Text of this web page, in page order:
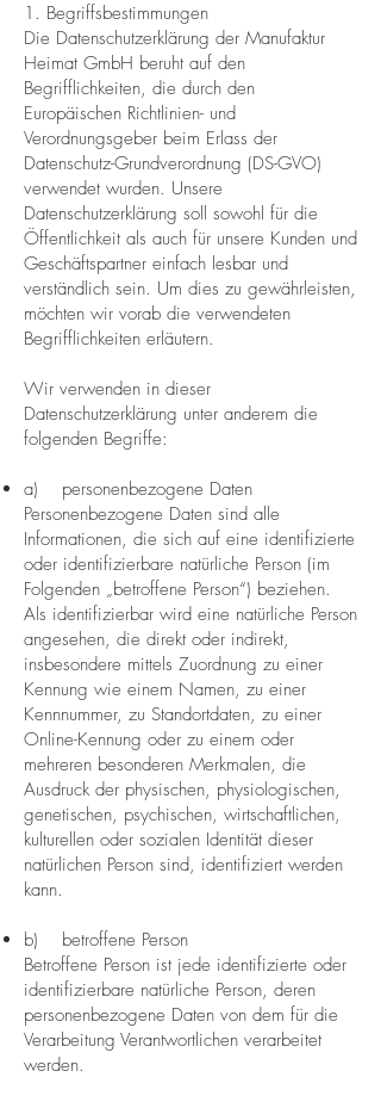
1. Begriffsbestimmungen
Die Datenschutzerklärung der Manufaktur
Heimat GmbH beruht auf den
Begrifflichkeiten, die durch den
Europäischen Richtlinien- und
Verordnungsgeber beim Erlass der
Datenschutz-Grundverordnung (DS-GVO)
verwendet wurden. Unsere
Datenschutzerklärung soll sowohl für die
Öffentlichkeit als auch für unsere Kunden und
Geschäftspartner einfach lesbar und
verständlich sein. Um dies zu gewährleisten,
möchten wir vorab die verwendeten
Begrifflichkeiten erläutern.
Wir verwenden in dieser
Datenschutzerklärung unter anderem die
folgenden Begriffe:
a) personenbezogene Daten
Personenbezogene Daten sind alle
Informationen, die sich auf eine identifizierte
oder identifizierbare natürliche Person (im
Folgenden „betroffene Person“) beziehen.
Als identifizierbar wird eine natürliche Person
angesehen, die direkt oder indirekt,
insbesondere mittels Zuordnung zu einer
Kennung wie einem Namen, zu einer
Kennnummer, zu Standortdaten, zu einer
Online-Kennung oder zu einem oder
mehreren besonderen Merkmalen, die
Ausdruck der physischen, physiologischen,
genetischen, psychischen, wirtschaftlichen,
kulturellen oder sozialen Identität dieser
natürlichen Person sind, identifiziert werden
kann.
b) betroffene Person
Betroffene Person ist jede identifizierte oder
identifizierbare natürliche Person, deren
personenbezogene Daten von dem für die
Verarbeitung Verantwortlichen verarbeitet
werden.